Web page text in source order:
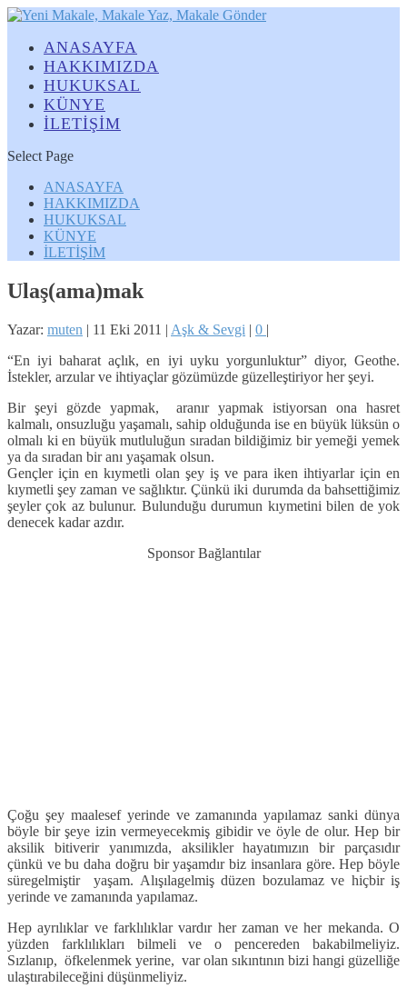
ANASAYFA
HAKKIMIZDA
HUKUKSAL
KÜNYE
İLETİŞİM
Select Page
ANASAYFA
HAKKIMIZDA
HUKUKSAL
KÜNYE
İLETİŞİM
Ulaş(ama)mak
Yazar: muten | 11 Eki 2011 | Aşk & Sevgi | 0 |
“En iyi baharat açlık, en iyi uyku yorgunluktur” diyor, Geothe.
İstekler, arzular ve ihtiyaçlar gözümüzde güzelleştiriyor her şeyi.
Bir şeyi gözde yapmak, aranır yapmak istiyorsan ona hasret
kalmalı, onsuzluğu yaşamalı, sahip olduğunda ise en büyük lüksün o
olmalı ki en büyük mutluluğun sıradan bildiğimiz bir yemeği yemek
ya da sıradan bir anı yaşamak olsun.
Gençler için en kıymetli olan şey iş ve para iken ihtiyarlar için en
kıymetli şey zaman ve sağlıktır. Çünkü iki durumda da bahsettiğimiz
şeyler çok az bulunur. Bulunduğu durumun kıymetini bilen de yok
denecek kadar azdır.
Sponsor Bağlantılar
Çoğu şey maalesef yerinde ve zamanında yapılamaz sanki dünya
böyle bir şeye izin vermeyecekmiş gibidir ve öyle de olur. Hep bir
aksilik bitiverir yanımızda, aksilikler hayatımızın bir parçasıdır
çünkü ve bu daha doğru bir yaşamdır biz insanlara göre. Hep böyle
süregelmiştir yaşam. Alışılagelmiş düzen bozulamaz ve hiçbir iş
yerinde ve zamanında yapılamaz.
Hep ayrılıklar ve farklılıklar vardır her zaman ve her mekanda. O
yüzden farklılıkları bilmeli ve o pencereden bakabilmeliyiz.
Sızlanıp, öfkelenmek yerine, var olan sıkıntının bizi hangi güzelliğe
ulaştırabileceğini düşünmeliyiz.